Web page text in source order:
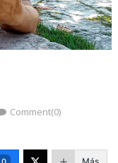
Comment(0)